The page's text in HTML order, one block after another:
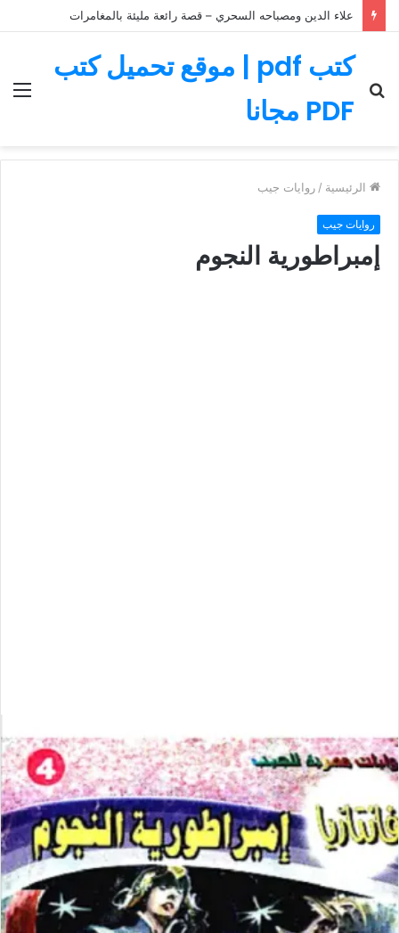
علاء الدين ومصباحه السحري – قصة رائعة مليئة بالمغامرات
كتب pdf | موقع تحميل كتب
PDF مجاناعن
الرئيسية / روايات جيب
روايات جيب
إمبراطورية النجوم